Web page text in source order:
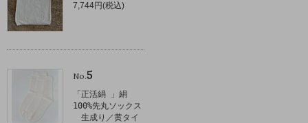
7,744円(税込)
No.5
「正活絹 」絹
100%先丸ソックス
生成り／黄タイ